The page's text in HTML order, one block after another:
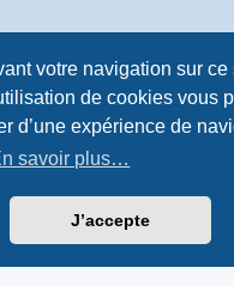
votre navigation sur ce
de cookies vous
d’une expérience de
savoir plus…
J’accepte
parphpBB® Forum Software ©
Confidentialité|Conditions